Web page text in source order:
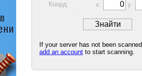
Коорд: x: y:
If your server has not been
add an account to start scanning.